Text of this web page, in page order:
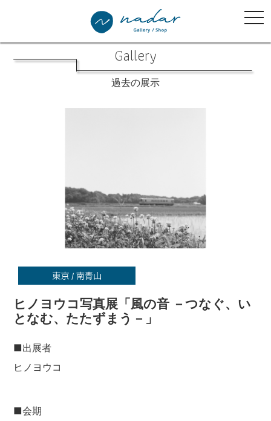
Gallery
過去の展示
ヒノヨウコ写真展「風の音 －つなぐ、い
となむ、たたずまう－」
■出展者
ヒノヨウコ
■会期